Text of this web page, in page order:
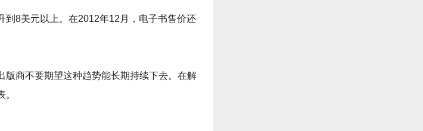
8美元以上。在2012年12月，电子书售价还
商不要期望这种趋势能长期持续下去。在解